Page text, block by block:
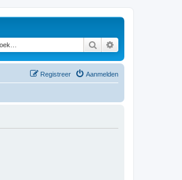
Zoek
Aanmelden
Registreer